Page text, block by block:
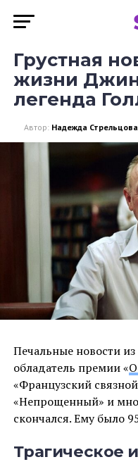
Грустная
жизни
легенда
Автор: Надежда Стрельцова
Печальные новости
обладатель премии «
«Французский
«Непрощенный» и
скончался. Ему было
Трагическое